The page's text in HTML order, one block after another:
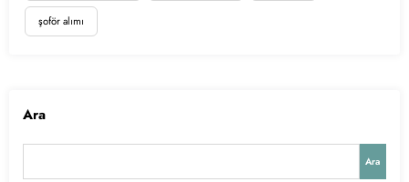
şoför alımı
Ara
Ara